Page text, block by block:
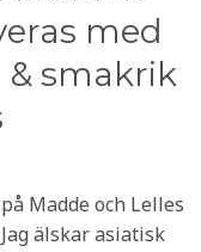
med
smakrik
Madde och Lelles
älskar asiatisk